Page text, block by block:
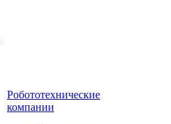
Робототехнические
компании